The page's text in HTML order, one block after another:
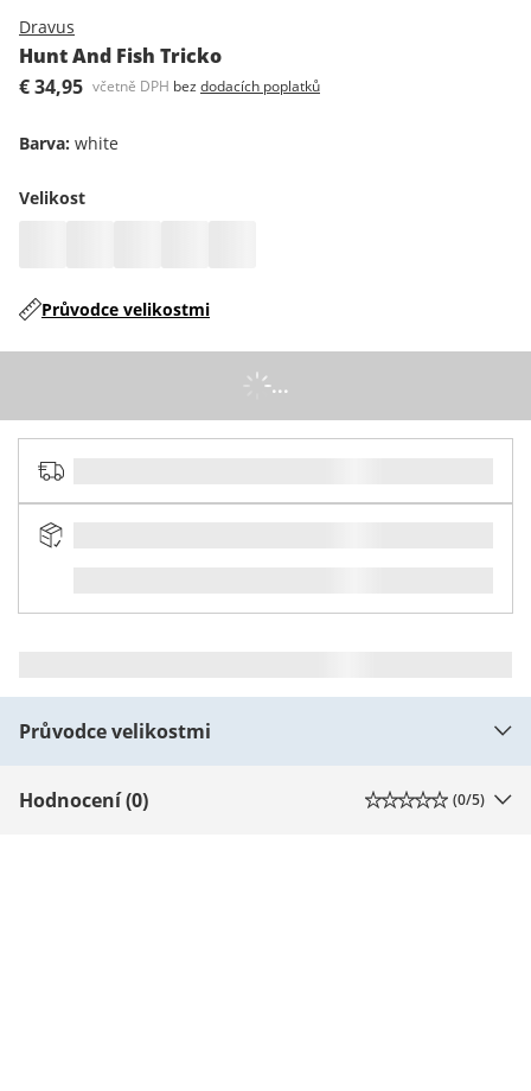
Dravus
Hunt And Fish Tricko
€ 34,95 včetně DPH bez dodacích poplatků
Barva: white
Velikost
Průvodce velikostmi
...
Průvodce velikostmi
Hodnocení (0) (0/5)